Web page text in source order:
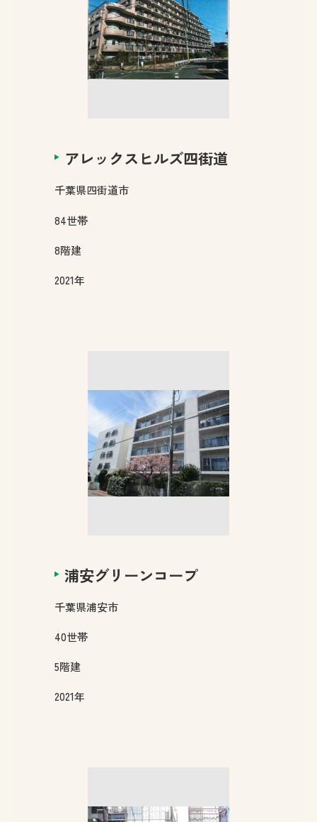
アレックスヒルズ四街道
千葉県四街道市
84世帯
8階建
2021年
浦安グリーンコープ
千葉県浦安市
40世帯
5階建
2021年